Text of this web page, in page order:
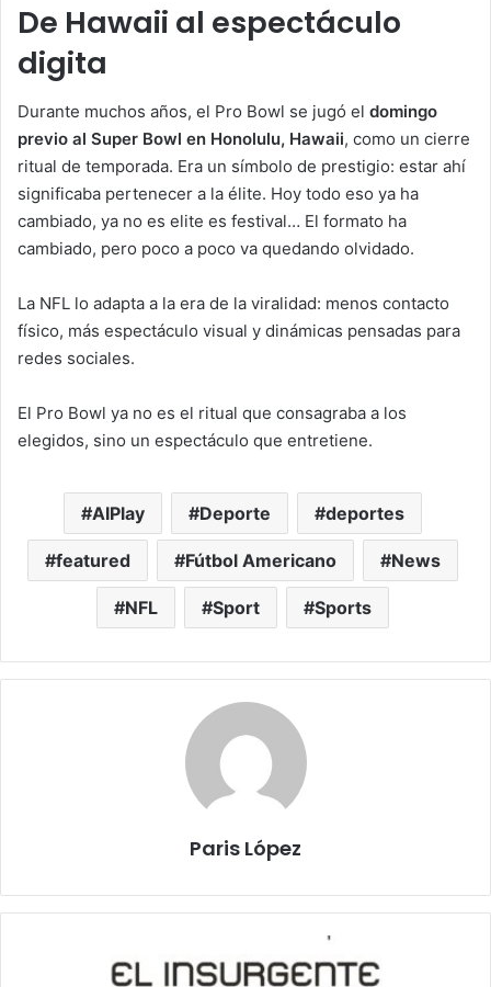
De Hawaii al espectáculo
digita
Durante muchos años, el Pro Bowl se jugó el domingo
previo al Super Bowl en Honolulu, Hawaii, como un cierre
ritual de temporada. Era un símbolo de prestigio: estar ahí
significaba pertenecer a la élite. Hoy todo eso ya ha
cambiado, ya no es elite es festival… El formato ha
cambiado, pero poco a poco va quedando olvidado.
La NFL lo adapta a la era de la viralidad: menos contacto
físico, más espectáculo visual y dinámicas pensadas para
redes sociales.
El Pro Bowl ya no es el ritual que consagraba a los
elegidos, sino un espectáculo que entretiene.
AIPlay Deporte deportes
featured Fútbol Americano News
NFL Sport Sports
Paris López